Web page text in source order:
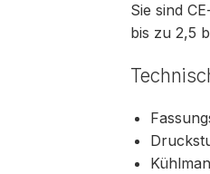
Sie sind
bis zu 2,5